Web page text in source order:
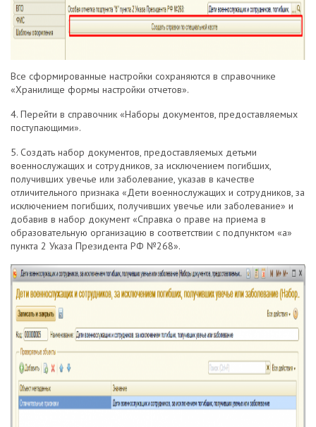
Все сформированные настройки сохраняются в справочнике
«Хранилище формы настройки отчетов».
4. Перейти в справочник «Наборы документов, предоставляемых
поступающими».
5. Создать набор документов, предоставляемых детьми
военнослужащих и сотрудников, за исключением погибших,
получивших увечье или заболевание, указав в качестве
отличительного признака «Дети военнослужащих и сотрудников, за
исключением погибших, получивших увечье или заболевание» и
добавив в набор документ «Справка о праве на приема в
образовательную организацию в соответствии с подпунктом «а»
пункта 2 Указа Президента РФ №268».